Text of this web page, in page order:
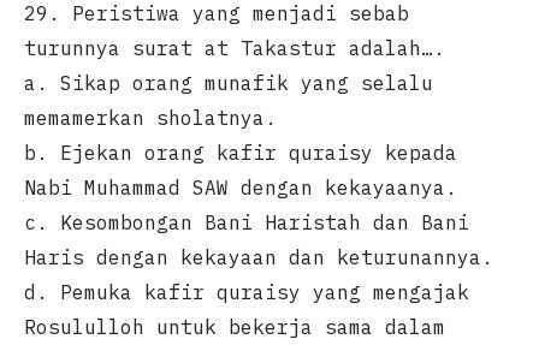
29. Peristiwa yang menjadi sebab
turunnya surat at Takastur adalah….
a. Sikap orang munafik yang selalu
memamerkan sholatnya.
b. Ejekan orang kafir quraisy kepada
Nabi Muhammad SAW dengan kekayaanya.
c. Kesombongan Bani Haristah dan Bani
Haris dengan kekayaan dan keturunannya.
d. Pemuka kafir quraisy yang mengajak
Rosululloh untuk bekerja sama dalam